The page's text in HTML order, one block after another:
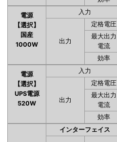
電源
【選択】
国産
1000W
入力
出力
定格電圧
最大出力
電流
効率
電源
【選択】
UPS電源
520W
入力
出力
定格電圧
最大出力
電流
効率
インターフェイス